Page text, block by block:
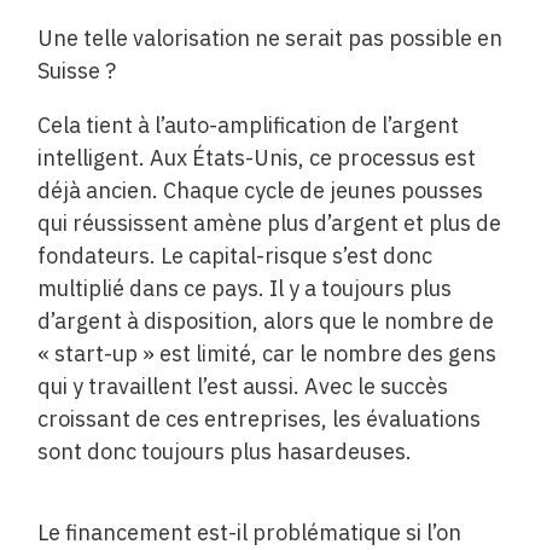
Une telle valorisation ne serait pas possible en
Suisse ?
Cela tient à l’auto-amplification de l’argent
intelligent. Aux États-Unis, ce processus est
déjà ancien. Chaque cycle de jeunes pousses
qui réussissent amène plus d’argent et plus de
fondateurs. Le capital-risque s’est donc
multiplié dans ce pays. Il y a toujours plus
d’argent à disposition, alors que le nombre de
« start-up » est limité, car le nombre des gens
qui y travaillent l’est aussi. Avec le succès
croissant de ces entreprises, les évaluations
sont donc toujours plus hasardeuses.
Le financement est-il problématique si l’on